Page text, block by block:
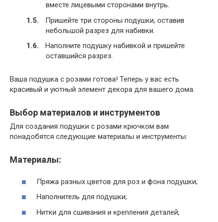
вместе лицевыми сторонами внутрь.
Пришейте три стороны подушки, оставив
небольшой разрез для набивки.
Наполните подушку набивкой и пришейте
оставшийся разрез.
Ваша подушка с розами готова! Теперь у вас есть
красивый и уютный элемент декора для вашего дома.
Выбор материалов и инструментов
Для создания подушки с розами крючком вам
понадобятся следующие материалы и инструменты:
Материалы:
Пряжа разных цветов для роз и фона подушки;
Наполнитель для подушки;
Нитки для сшивания и крепления деталей;